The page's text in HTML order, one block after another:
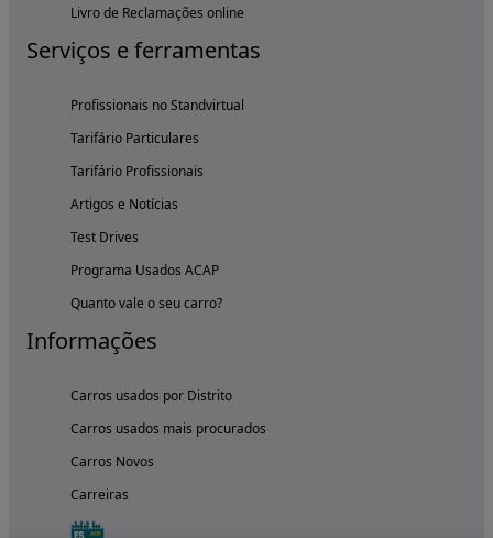
Livro de Reclamações online
Serviços e ferramentas
Profissionais no Standvirtual
Tarifário Particulares
Tarifário Profissionais
Artigos e Notícias
Test Drives
Programa Usados ACAP
Quanto vale o seu carro?
Informações
Carros usados por Distrito
Carros usados mais procurados
Carros Novos
Carreiras